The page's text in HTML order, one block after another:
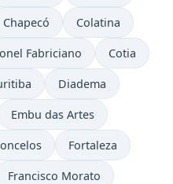
Chapecó Colatina
Fabriciano Cotia
Diadema
Embu das Artes
Fortaleza
Francisco Morato